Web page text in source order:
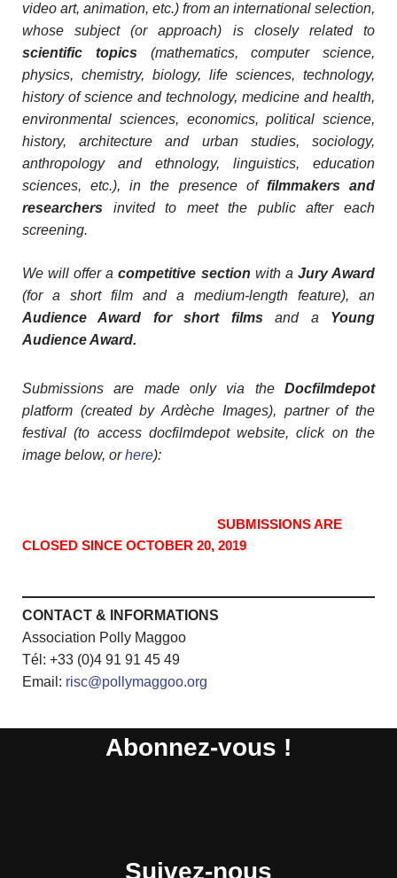
video art, animation, etc.) from an international selection,
whose subject (or approach) is closely related to
scientific topics (mathematics, computer science,
physics, chemistry, biology, life sciences, technology,
history of science and technology, medicine and health,
environmental sciences, economics, political science,
history, architecture and urban studies, sociology,
anthropology and ethnology, linguistics, education
sciences, etc.), in the presence of filmmakers and
researchers invited to meet the public after each
screening.
We will offer acompetitive section with a Jury Award
(for a short film and a medium-length feature), an
Audience Award for short films and a Young
Audience Award.
Submissions are made only via the Docfilmdepot
platform (created by Ardèche Images), partner of the
festival (to access docfilmdepot website, click on the
image below, orhere):
SUBMISSIONS ARE
CLOSED SINCE OCTOBER 20, 2019
CONTACT & INFORMATIONS
Association Polly Maggoo
Tél: +33 (0)4 91 91 45 49
Email: risc@pollymaggoo.org
Abonnez-vous !
Suivez-nous